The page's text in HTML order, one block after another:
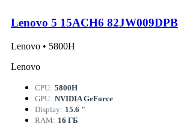
Lenovo 5 15ACH6 82JW009DPB
Lenovo • 5800H
Lenovo
CPU: 5800H
GPU: NVIDIA GeForce
Display: 15.6 "
RAM: 16 ГБ